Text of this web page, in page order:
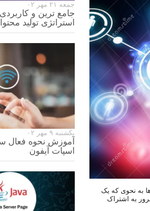
به نحوی که یک
به اشتراک
جمعه ۲۱ مهر ۰۲
جامع ترین و
استراتژی تولید
یکشنبه ۹ مهر ۰۲
آموزش نحوه فعال
اسپات آیفون